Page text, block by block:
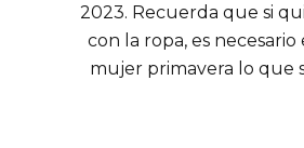
2023. Recuerda que si
con la ropa, es
mujer primavera lo que